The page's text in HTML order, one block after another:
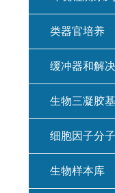
类器官培养
缓冲器和解
生物三凝胶
细胞因子分子
生物样本库